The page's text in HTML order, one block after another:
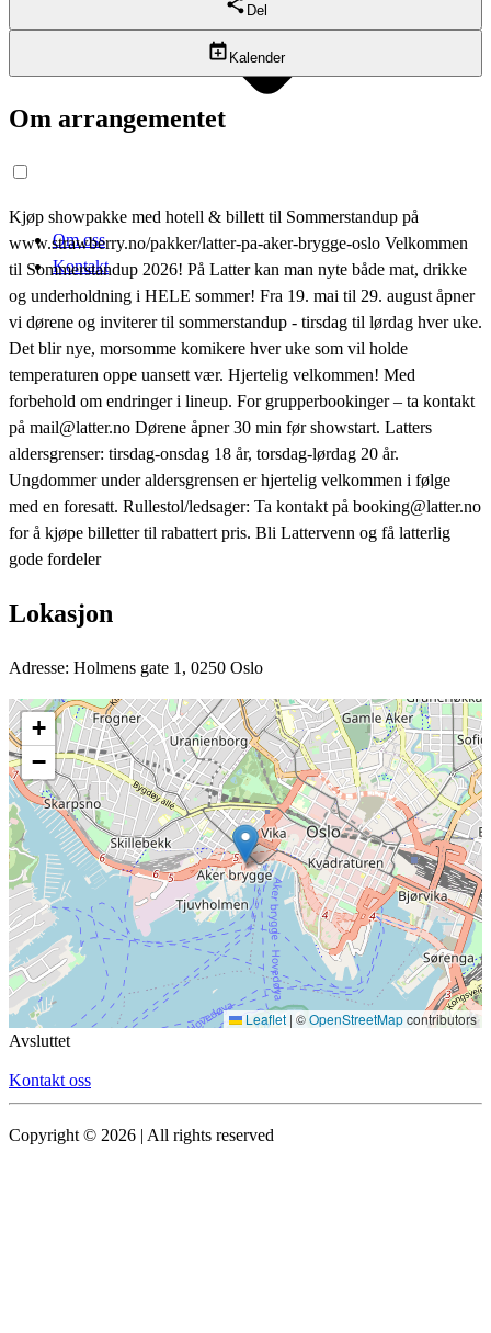
Om oss
Kontakt
Del
Kalender
Om arrangementet
Kjøp showpakke med hotell & billett til Sommerstandup på
www.strawberry.no/pakker/latter-pa-aker-brygge-oslo Velkommen
til Sommerstandup 2026! På Latter kan man nyte både mat, drikke
og underholdning i HELE sommer! Fra 19. mai til 29. august åpner
vi dørene og inviterer til sommerstandup - tirsdag til lørdag hver uke.
Det blir nye, morsomme komikere hver uke som vil holde
temperaturen oppe uansett vær. Hjertelig velkommen! Med
forbehold om endringer i lineup. For grupperbookinger – ta kontakt
på mail@latter.no Dørene åpner 30 min før showstart. Latters
aldersgrenser: tirsdag-onsdag 18 år, torsdag-lørdag 20 år.
Ungdommer under aldersgrensen er hjertelig velkommen i følge
med en foresatt. Rullestol/ledsager: Ta kontakt på booking@latter.no
for å kjøpe billetter til rabattert pris. Bli Lattervenn og få latterlig
gode fordeler
Lokasjon
Adresse: Holmens gate 1, 0250 Oslo
+
−
Leaflet | ©OpenStreetMapcontributors
Avsluttet
Kontakt oss
Copyright © 2026 | All rights reserved